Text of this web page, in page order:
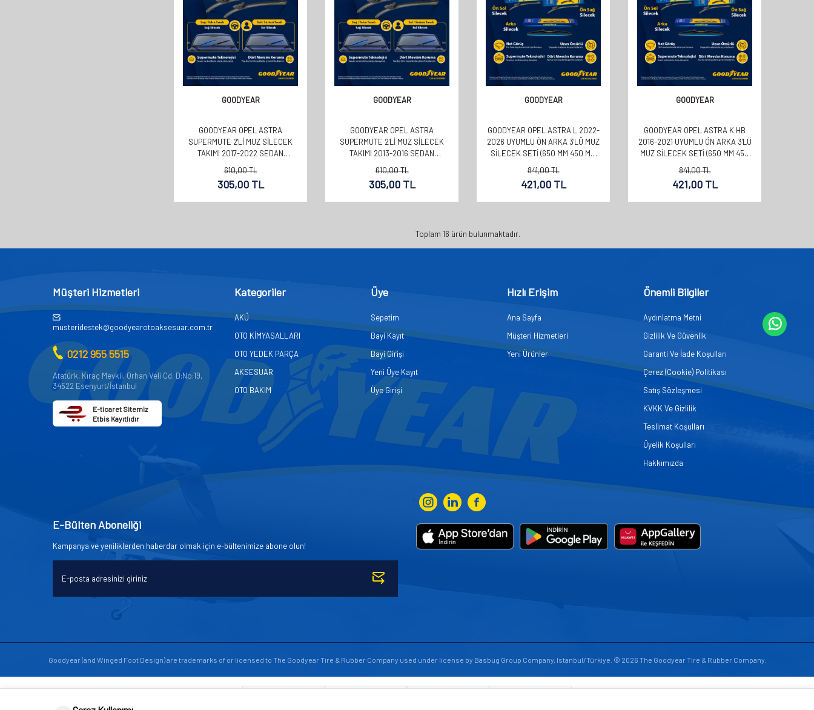
GOODYEAR
GOODYEAR OPEL ASTRA
SUPERMUTE 2'LI MUZ SILECEK
TAKIMI 2017-2022 SEDAN
610,00TL
305,00TL
GOODYEAR
GOODYEAR OPEL ASTRA
SUPERMUTE 2'LI MUZ SILECEK
TAKIMI 2013-2016 SEDAN
610,00TL
305,00TL
GOODYEAR
GOODYEAR OPEL ASTRA L 2022-
2026 UYUMLU ÖN ARKA 3'LÜ MUZ
SILECEK SETI (650 MM 450 MM
841,00TL
421,00TL
GOODYEAR
GOODYEAR OPEL ASTRA K HB
2016-2021 UYUMLU ÖN ARKA 3'LÜ
MUZ SILECEK SETI (650 MM 450
841,00TL
421,00TL
Toplam 16 ürün bulunmaktadır.
Müşteri Hizmetleri
musteridestek@goodyearotoaksesuar.com.tr
0212 955 5515
Atatürk, Kıraç Mevkii, Orhan Veli Cd. D:No:19,
34522 Esenyurt/İstanbul
E-ticaret Sitemiz
Etbis Kayıtlıdır
Kategoriler
AKÜ
OTO KİMYASALLARI
OTO YEDEK PARÇA
AKSESUAR
OTO BAKIM
Üye
Sepetim
Bayi Kayıt
Bayi Girişi
Yeni Üye Kayıt
Üye Girişi
Hızlı Erişim
Ana Sayfa
Müşteri Hizmetleri
Yeni Ürünler
Önemli Bilgiler
Aydınlatma Metni
Gizlilik Ve Güvenlik
Garanti Ve İade Koşulları
Çerez (Cookie) Politikası
Satış Sözleşmesi
KVKK Ve Gizlilik
Teslimat Koşulları
Üyelik Koşulları
Hakkımızda
E-Bülten Aboneliği
Kampanya ve yeniliklerden haberdar olmak için e-bültenimize abone olun!
Goodyear (and Winged Foot Design) are trademarks of or licensed to The Goodyear Tire & Rubber Company used under license by Basbug Group Company, Istanbul/Türkiye. © 2026 The Goodyear Tire & Rubber Company.